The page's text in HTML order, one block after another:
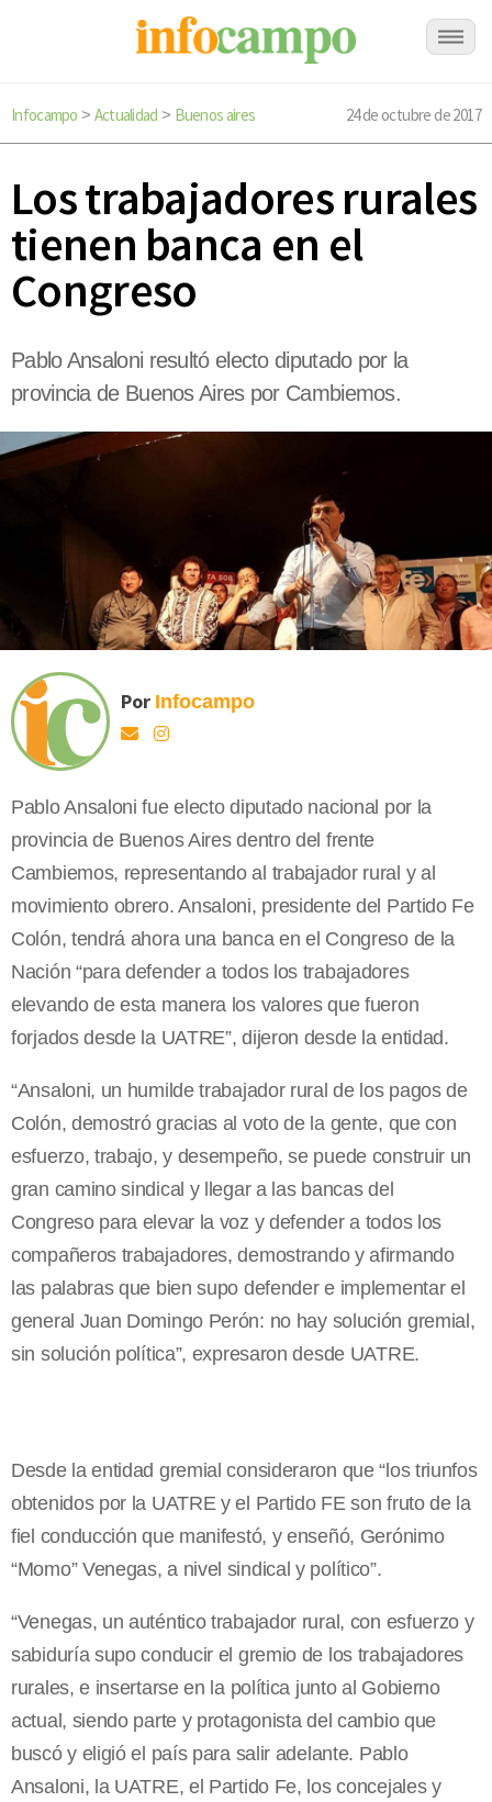
Infocampo > Actualidad > Buenos aires 24 de octubre de 2017
Los trabajadores rurales
tienen banca en el
Congreso
Pablo Ansaloni resultó electo diputado por la
provincia de Buenos Aires por Cambiemos.
Por Infocampo
Pablo Ansaloni fue electo diputado nacional por la
provincia de Buenos Aires dentro del frente
Cambiemos, representando al trabajador rural y al
movimiento obrero. Ansaloni, presidente del Partido Fe
Colón, tendrá ahora una banca en el Congreso de la
Nación “para defender a todos los trabajadores
elevando de esta manera los valores que fueron
forjados desde la UATRE”, dijeron desde la entidad.
“Ansaloni, un humilde trabajador rural de los pagos de
Colón, demostró gracias al voto de la gente, que con
esfuerzo, trabajo, y desempeño, se puede construir un
gran camino sindical y llegar a las bancas del
Congreso para elevar la voz y defender a todos los
compañeros trabajadores, demostrando y afirmando
las palabras que bien supo defender e implementar el
general Juan Domingo Perón: no hay solución gremial,
sin solución política”, expresaron desde UATRE.
Desde la entidad gremial consideraron que “los triunfos
obtenidos por la UATRE y el Partido FE son fruto de la
fiel conducción que manifestó, y enseñó, Gerónimo
“Momo” Venegas, a nivel sindical y político”.
“Venegas, un auténtico trabajador rural, con esfuerzo y
sabiduría supo conducir el gremio de los trabajadores
rurales, e insertarse en la política junto al Gobierno
actual, siendo parte y protagonista del cambio que
buscó y eligió el país para salir adelante. Pablo
Ansaloni, la UATRE, el Partido Fe, los concejales y